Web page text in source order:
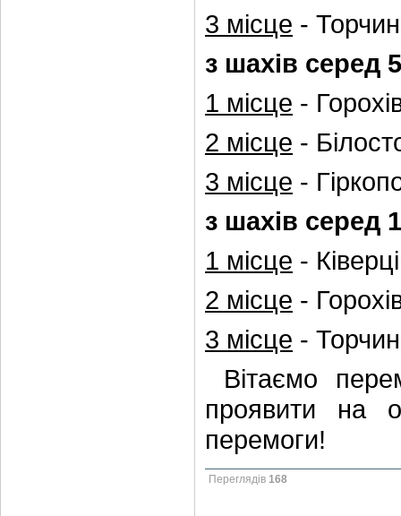
3 місце -
з шахів серед
1 місце -
2 місце -
3 місце -
з шахів серед
1 місце -
2 місце -
3 місце -
Вітаємо
проявити на
перемоги!
Переглядів 168